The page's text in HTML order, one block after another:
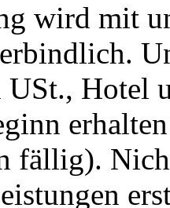
wird mit
Hotel
fällig).